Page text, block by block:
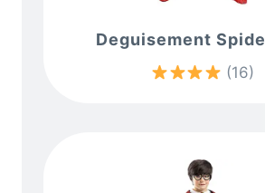
Deguisement
(16)